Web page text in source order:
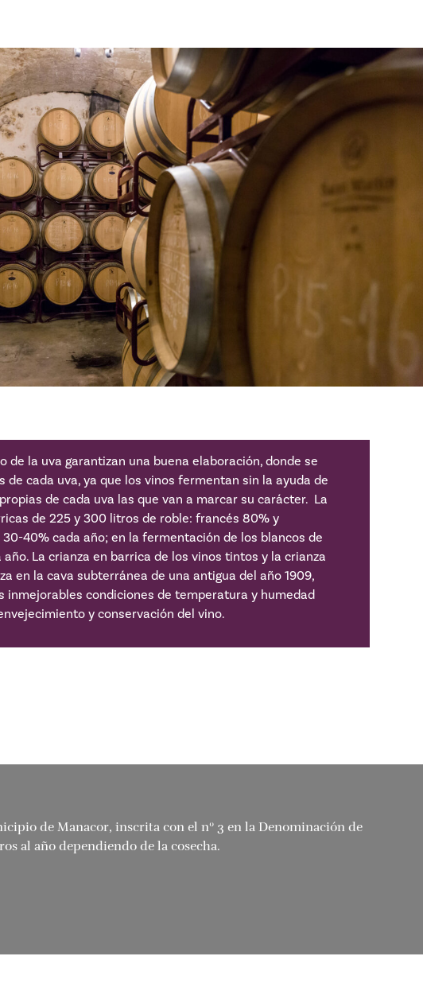
de la uva garantizan una buena elaboración, donde se
cada uva, ya que los vinos fermentan sin la ayuda de
de cada uva las que van a marcar su carácter. La
de 225 y 300 litros de roble: francés 80% y
40% cada año; en la fermentación de los blancos de
La crianza en barrica de los vinos tintos y la crianza
en la cava subterránea de una antigua del año 1909,
inmejorables condiciones de temperatura y humedad
y conservación del vino.
de Manacor, inscrita con el nº 3 en la Denominación de
al año dependiendo de la cosecha.